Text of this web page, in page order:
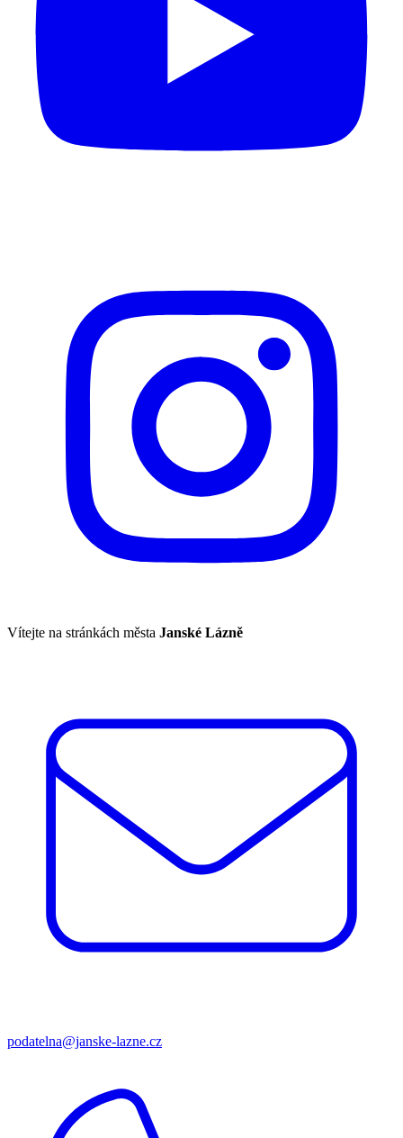
Vítejte na stránkách města Janské Lázně
podatelna@janske-lazne.cz